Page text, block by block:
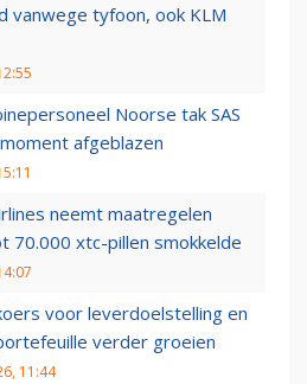
vanwege tyfoon, ook KLM
Noorse tak SAS
afgeblazen
neemt maatregelen
70.000 xtc-pillen smokkelde
voor leverdoelstelling en
verder groeien
11:44